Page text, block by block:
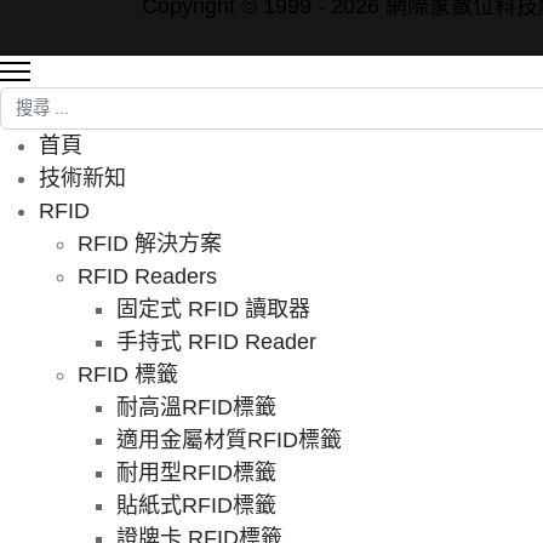
搜尋
首頁
技術新知
RFID
RFID 解決方案
RFID Readers
固定式 RFID 讀取器
手持式 RFID Reader
RFID 標籤
耐高溫RFID標籤
適用金屬材質RFID標籤
耐用型RFID標籤
貼紙式RFID標籤
證牌卡 RFID標籤